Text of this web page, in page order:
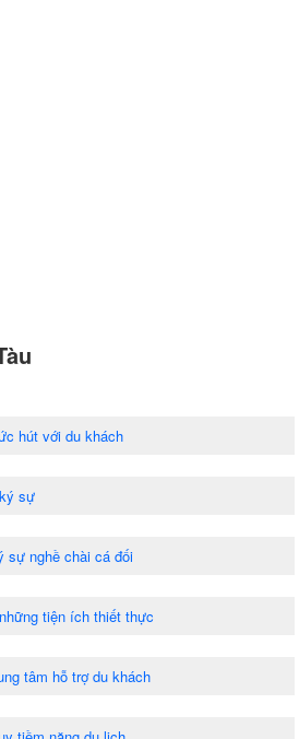
hút với du khách
sự
sự nghề chài cá đối
tiện ích thiết thực
tâm hỗ trợ du khách